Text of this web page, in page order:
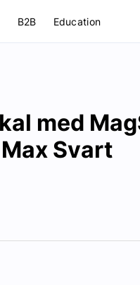
B2B Education
med
Svart